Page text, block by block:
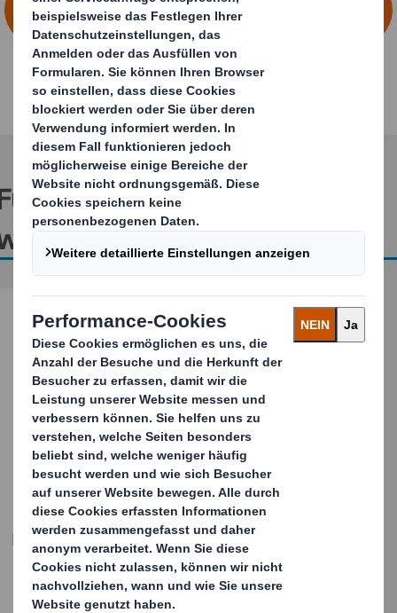
ZEITUNG
weitere Informationen
Sie sich bitte an
Lukas Beßler
Marketing Manager Deutschland & Schweiz
lukas.bessler@dssmith.com
+49 661 88-118